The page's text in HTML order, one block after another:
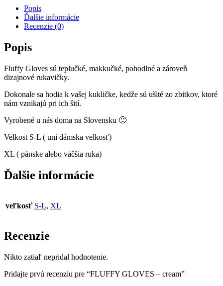
Popis
Ďalšie informácie
Recenzie (0)
Popis
Fluffy Gloves sú teplučké, makkučké, pohodlné a zároveň
dizajnové rukavičky.
Dokonale sa hodia k vašej kukličke, kedže sú ušité zo zbitkov, ktoré
nám vznikajú pri ich šití.
Vyrobené u nás doma na Slovensku 🙂
Velkost S-L ( uni dámska velkosť)
XL ( pánske alebo väčšia ruka)
Ďalšie informácie
veľkosť S-L, XL
Recenzie
Nikto zatiaľ nepridal hodnotenie.
Pridajte prvú recenziu pre “FLUFFY GLOVES – cream”